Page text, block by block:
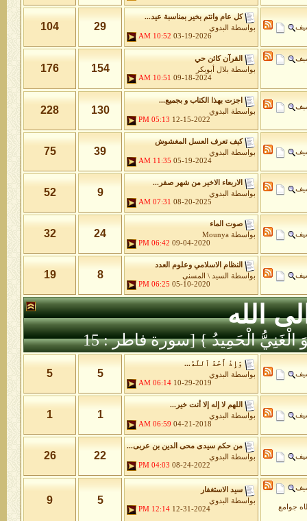
كل عام وانتم بخير بمناسبة عيد...
بواسطة
البدوي
03-19-2026
10:52 AM
29
104
القرآن كائن حي
بواسطة بلال أبوبكر
09-18-2024
10:51 AM
154
176
اجزت بهذا الكتاب و بجميع...
بواسطة
البدوي
12-15-2022
05:13 PM
130
228
كيف تعرف العسل المغشوش
بواسطة
البدوي
05-19-2024
11:35 AM
39
75
الاربعاء الاخير من شهر صفر...
بواسطة
البدوي
08-20-2025
07:31 AM
9
52
صوت الماء
بواسطة Mounya
09-04-2020
06:42 PM
24
32
النظام الاسلامي وعلوم العدد
بواسطة
السيد \ المسني
05-10-2020
06:25 PM
8
19
الله
الْغَنِيُّ الْحَمِيدُ } [سورة فاطر : 15
وَإِذْ أَخَذَ ٱللَّهُ...
بواسطة
البدوي
10-29-2019
06:14 AM
5
5
اللهم لا إله إلا أنت خير...
بواسطة
البدوي
04-21-2018
06:59 AM
1
1
من حكم سيدى محى الدين بن عربى...
بواسطة
البدوي
08-24-2022
04:03 PM
22
26
جوامع
سيد الاستغفار
بواسطة
البدوي
12-31-2024
12:14 PM
5
9